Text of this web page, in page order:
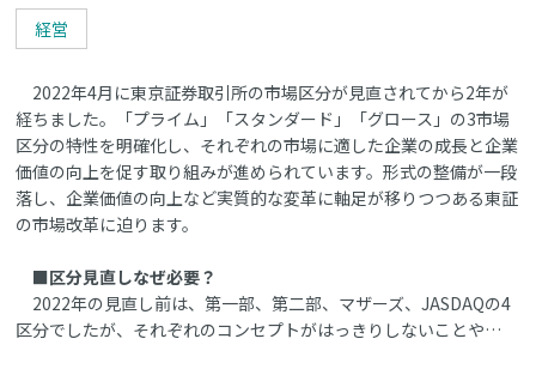
経営
2022年4月に東京証券取引所の市場区分が見直されてから2年が
経ちました。「プライム」「スタンダード」「グロース」の3市場
区分の特性を明確化し、それぞれの市場に適した企業の成長と企業
価値の向上を促す取り組みが進められています。形式の整備が一段
落し、企業価値の向上など実質的な変革に軸足が移りつつある東証
の市場改革に迫ります。
■区分見直しなぜ必要？
2022年の見直し前は、第一部、第二部、マザーズ、JASDAQの4
区分でしたが、それぞれのコンセプトがはっきりしないことや…